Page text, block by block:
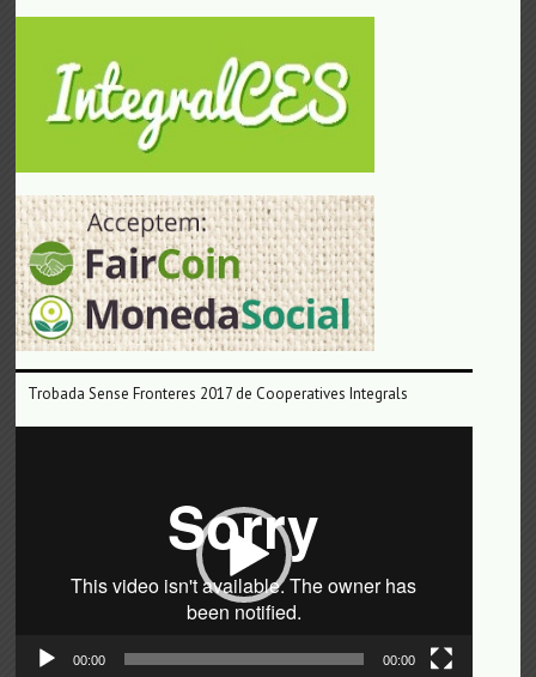
Trobada Sense Fronteres 2017 de Cooperatives Integrals
00:00 00:00